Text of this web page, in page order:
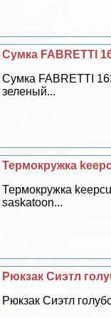
Сумка FABRETTI
Сумка FABRETTI
зеленый...
Термокружка
Термокружка
saskatoon...
Рюкзак Сиэтл
Рюкзак Сиэтл